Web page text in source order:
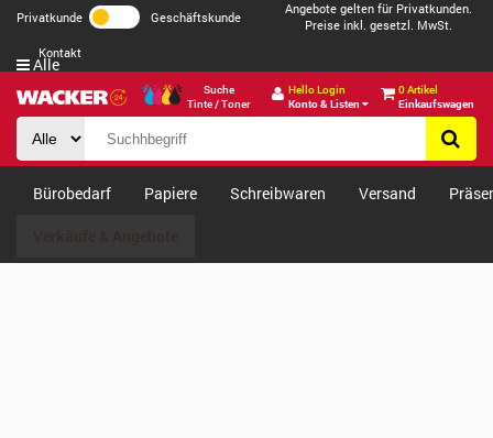
Privatkunde Geschäftskunde
Angebote gelten für Privatkunden.
Preise inkl. gesetzl. MwSt.
Kontakt
Suche
Tinte / Toner
Hello Login
Konto & Listen
0 Artikel
Einkaufswagen
Alle
Bürobedarf Papiere Schreibwaren Versand